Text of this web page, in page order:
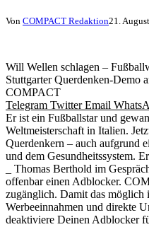
Von COMPACT Redaktion21.
Will Wellen schlagen –
Stuttgarter Querdenken-Demo
COMPACT
Telegram Twitter Email
Er ist ein Fußballstar und
Weltmeisterschaft in Italien.
Querdenkern – auch aufgrund
und dem Gesundheitssystem.
_ Thomas Berthold im
offenbar einen Adblocker.
zugänglich. Damit das möglich
Werbeeinnahmen und direkte
deaktiviere Deinen Adblocker